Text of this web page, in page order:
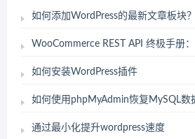
如何添加WordPress的最新文章板块？
WooCommerce REST API 终极手册
如何安装WordPress插件
如何使用phpMyAdmin恢复MySQL数
通过最小化提升wordpress速度